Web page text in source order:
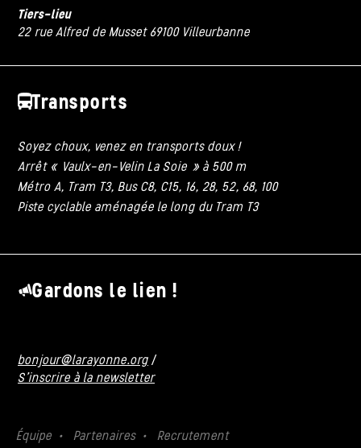
Tiers-lieu
22 rue Alfred de Musset 69100 Villeurbanne
Transports
Soyez choux, venez en transports doux !
Arrêt « Vaulx-en-Velin La Soie » à 500 m
Métro A, Tram T3, Bus C8, C15, 16, 28, 52, 68, 100
Piste cyclable aménagée le long du Tram T3
Gardons le lien !
bonjour@larayonne.org /
S'inscrire à la newsletter
Équipe Partenaires
Recrutement